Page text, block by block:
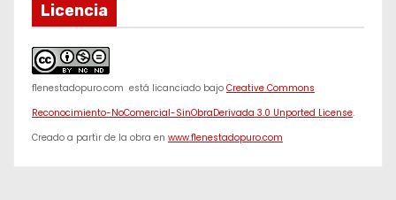
Licencia
f1enestadopuro.com está licanciado bajo Creative Commons
Reconocimiento-NoComercial-SinObraDerivada 3.0 Unported License.
Creado a partir de la obra en www.f1enestadopuro.com